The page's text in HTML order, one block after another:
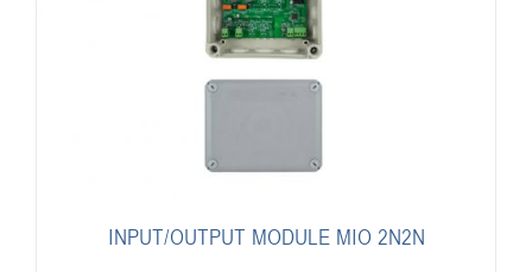
INPUT/OUTPUT MODULE MIO 2N2N